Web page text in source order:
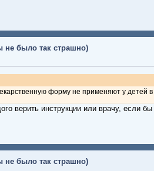
не было так страшно)
форму не применяют у детей
верить инструкции или врачу, если
не было так страшно)